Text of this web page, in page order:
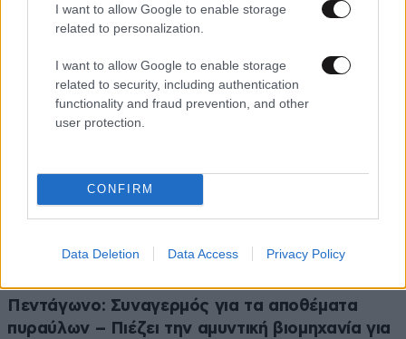
I want to allow Google to enable storage
related to personalization.
I want to allow Google to enable storage
related to security, including authentication
functionality and fraud prevention, and other
user protection.
CONFIRM
Data Deletion Data Access Privacy Policy
Πεντάγωνο: Συναγερμός για τα αποθέματα
πυραύλων – Πιέζει την αμυντική βιομηχανία για